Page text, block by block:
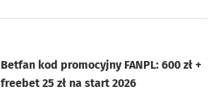
Betfan kod promocyjny FANPL: 600 zł +
freebet 25 zł na start 2026